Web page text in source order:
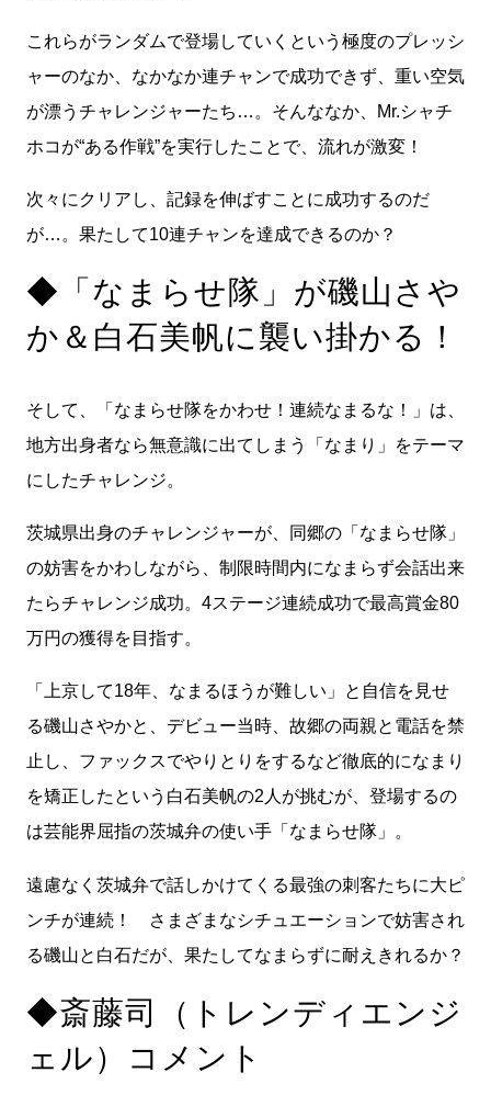
これらがランダムで登場していくという極度のプレッシ
ャーのなか、なかなか連チャンで成功できず、重い空気
が漂うチャレンジャーたち…。そんななか、Mr.シャチ
ホコが“ある作戦”を実行したことで、流れが激変！
次々にクリアし、記録を伸ばすことに成功するのだ
が…。果たして10連チャンを達成できるのか？
◆「なまらせ隊」が磯山さや
か＆白石美帆に襲い掛かる！
そして、「なまらせ隊をかわせ！連続なまるな！」は、
地方出身者なら無意識に出てしまう「なまり」をテーマ
にしたチャレンジ。
茨城県出身のチャレンジャーが、同郷の「なまらせ隊」
の妨害をかわしながら、制限時間内になまらず会話出来
たらチャレンジ成功。4ステージ連続成功で最高賞金80
万円の獲得を目指す。
「上京して18年、なまるほうが難しい」と自信を見せ
る磯山さやかと、デビュー当時、故郷の両親と電話を禁
止し、ファックスでやりとりをするなど徹底的になまり
を矯正したという白石美帆の2人が挑むが、登場するの
は芸能界屈指の茨城弁の使い手「なまらせ隊」。
遠慮なく茨城弁で話しかけてくる最強の刺客たちに大ピ
ンチが連続！ さまざまなシチュエーションで妨害され
る磯山と白石だが、果たしてなまらずに耐えきれるか？
◆斎藤司（トレンディエンジ
ェル）コメント